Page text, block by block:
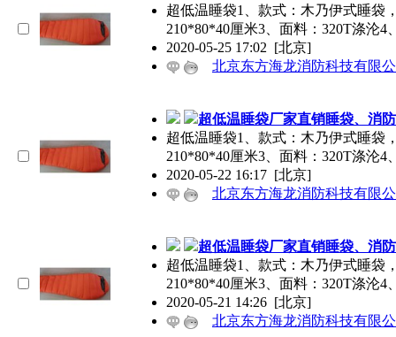
超低温睡袋1、款式：木乃伊式睡袋
210*80*40厘米3、面料：320T涤沦4
2020-05-25 17:02 [北京]
北京东方海龙消防科技有限
超低温睡袋厂家直销睡袋、消
超低温睡袋1、款式：木乃伊式睡袋
210*80*40厘米3、面料：320T涤沦4
2020-05-22 16:17 [北京]
北京东方海龙消防科技有限
超低温睡袋厂家直销睡袋、消
超低温睡袋1、款式：木乃伊式睡袋
210*80*40厘米3、面料：320T涤沦4
2020-05-21 14:26 [北京]
北京东方海龙消防科技有限